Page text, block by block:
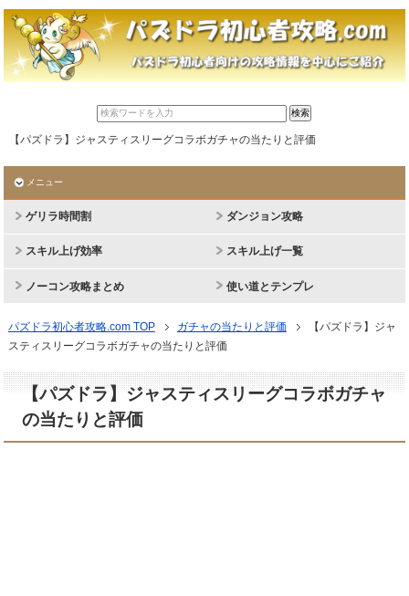
【パズドラ】ジャスティスリーグコラボガチャの当たりと評価
メニュー
ゲリラ時間割 ダンジョン攻略
スキル上げ効率 スキル上げ一覧
ノーコン攻略まとめ 使い道とテンプレ
パズドラ初心者攻略.com TOP ガチャの当たりと評価
【パズドラ】ジャ
スティスリーグコラボガチャの当たりと評価
【パズドラ】ジャスティスリーグコラボガチャ
の当たりと評価